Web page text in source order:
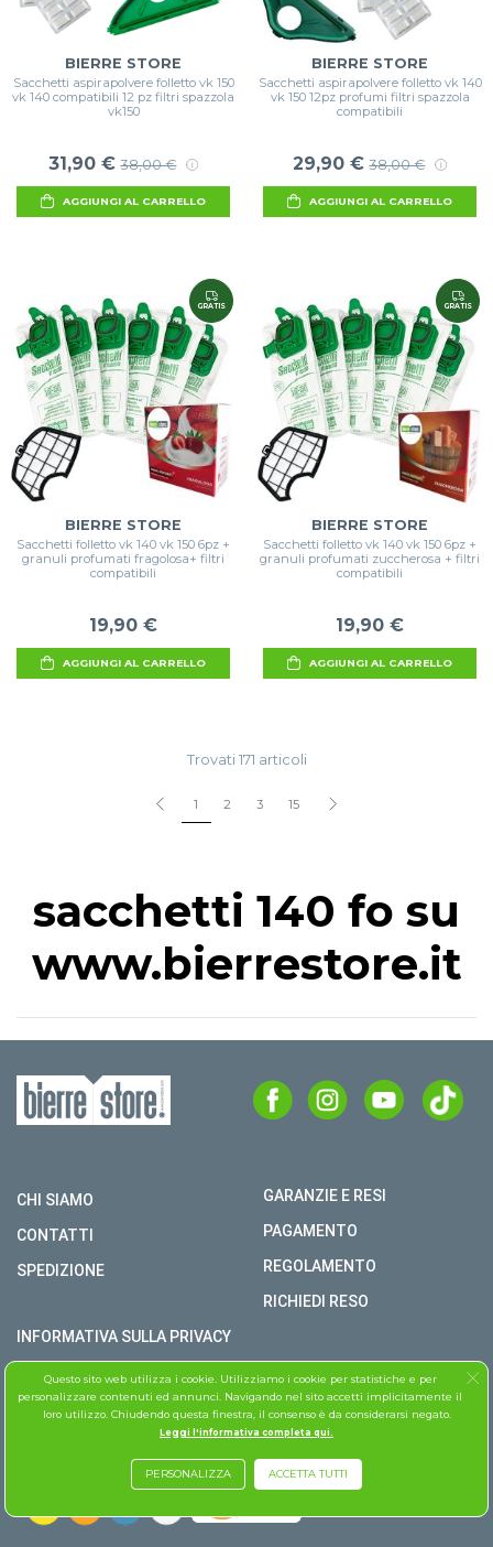
BIERRE STORE
Sacchetti aspirapolvere folletto vk 150
vk 140 compatibili 12 pz filtri spazzola
vk150
31,90 € 38,00 €
AGGIUNGI AL CARRELLO
BIERRE STORE
Sacchetti aspirapolvere folletto vk 140
vk 150 12pz profumi filtri spazzola
compatibili
29,90 € 38,00 €
AGGIUNGI AL CARRELLO
GRATIS
BIERRE STORE
Sacchetti folletto vk 140 vk 150 6pz +
granuli profumati fragolosa+ filtri
compatibili
19,90 €
AGGIUNGI AL CARRELLO
GRATIS
BIERRE STORE
Sacchetti folletto vk 140 vk 150 6pz +
granuli profumati zuccherosa + filtri
compatibili
19,90 €
AGGIUNGI AL CARRELLO
Trovati 171 articoli
1 2 3 15
sacchetti 140 fo su
www.bierrestore.it
CHI SIAMO
CONTATTI
SPEDIZIONE
GARANZIE E RESI
PAGAMENTO
REGOLAMENTO
RICHIEDI RESO
INFORMATIVA SULLA PRIVACY
COPYRIGHT © BIERRE STORE S.R.L. P.I. 02979990609
TUTTI I DIRITTI RISERVATI
ASSISTENZA FOLLETTO
Questo sito web utilizza i cookie. Utilizziamo i cookie per statistiche e per
personalizzare contenuti ed annunci. Navigando nel sito accetti implicitamente il
loro utilizzo. Chiudendo questa finestra, il consenso è da considerarsi negato.
Leggi l'informativa completa qui.
PERSONALIZZA ACCETTA TUTTI